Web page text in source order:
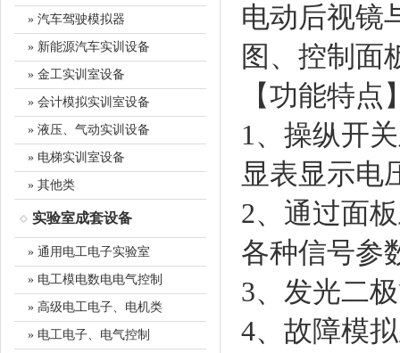
» 汽车驾驶模拟器
» 新能源汽车实训设备
» 金工实训室设备
» 会计模拟实训室设备
» 液压、气动实训设备
» 电梯实训室设备
» 其他类
实验室成套设备
» 通用电工电子实验室
» 电工模电数电电气控制
» 高级电工电子、电机类
» 电工电子、电气控制
电动后视镜
图、控制面
【功能特点
1、操纵开
显表显示电
2、通过面
各种信号参
3、发光二
4、故障模